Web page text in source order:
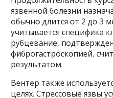
язвенной болезни
обычно длится от 2 до 3
учитывается специфика
рубцевание,
фиброгастроскопией,
результатом.
Вентер также
целях. Стрессовые язвы